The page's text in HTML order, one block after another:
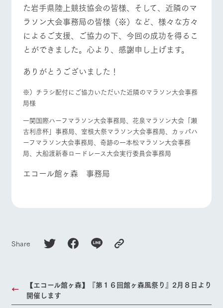
た岩手県陸上競技協会の皆様、そして、近隣のマ
ラソン大会事務局の皆様（※）など、様々な方々
によるご支援、ご協力の下、今回の成功を得るこ
とができました。心より、感謝申し上げます。
ありがとうございました！
※）チラシ配付にご協力いただいた近隣のマラソン大会事務
局様
一関国際ハーフマラソン大会事務局、花泉マラソン大会「瀬
古利彦杯」事務局、室根大祭マラソン大会事務局、カッパハ
ーフマラソン大会事務局、奇跡の一本松マラソン大会事務
局、大船渡新春ロードレース大会実行委員会事務局
エコール館ヶ森 事務局
Share
【エコール館ヶ森】『第１６回館ヶ森風祭り』2月８日より
開催します